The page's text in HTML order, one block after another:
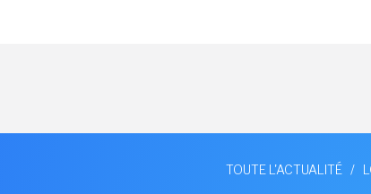
TOUTE L'ACTUALITÉ /